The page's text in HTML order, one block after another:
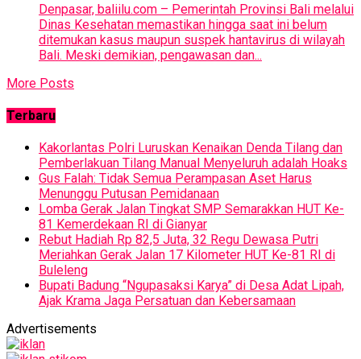
Denpasar, baliilu.com – Pemerintah Provinsi Bali melalui
Dinas Kesehatan memastikan hingga saat ini belum
ditemukan kasus maupun suspek hantavirus di wilayah
Bali. Meski demikian, pengawasan dan...
More Posts
Terbaru
Kakorlantas Polri Luruskan Kenaikan Denda Tilang dan
Pemberlakuan Tilang Manual Menyeluruh adalah Hoaks
Gus Falah: Tidak Semua Perampasan Aset Harus
Menunggu Putusan Pemidanaan
Lomba Gerak Jalan Tingkat SMP Semarakkan HUT Ke-
81 Kemerdekaan RI di Gianyar
Rebut Hadiah Rp 82,5 Juta, 32 Regu Dewasa Putri
Meriahkan Gerak Jalan 17 Kilometer HUT Ke-81 RI di
Buleleng
Bupati Badung “Ngupasaksi Karya” di Desa Adat Lipah,
Ajak Krama Jaga Persatuan dan Kebersamaan
Advertisements